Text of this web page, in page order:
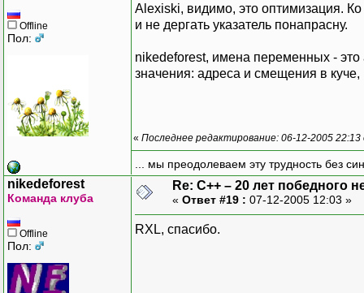
Offline
Пол:
Alexiski, видимо, это оптимизация.
и не дергать указатель понапрасну.
nikedeforest, имена переменных -
значения: адреса и смещения в куче,
« Последнее редактирование: 06-12-2005
... мы преодолеваем эту трудность без
nikedeforest
Команда клуба
Offline
Пол:
Re: C++ – 20 лет победного
« Ответ #19 : 07-12-2005 12:03 »
RXL, спасибо.